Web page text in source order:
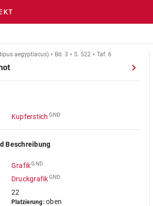
aegyptiacus) Bd. 3 S. 522 Taf. 6
Kupferstich GND
Beschreibung
GrafikGND
DruckgrafikGND
22
Platzierung:oben